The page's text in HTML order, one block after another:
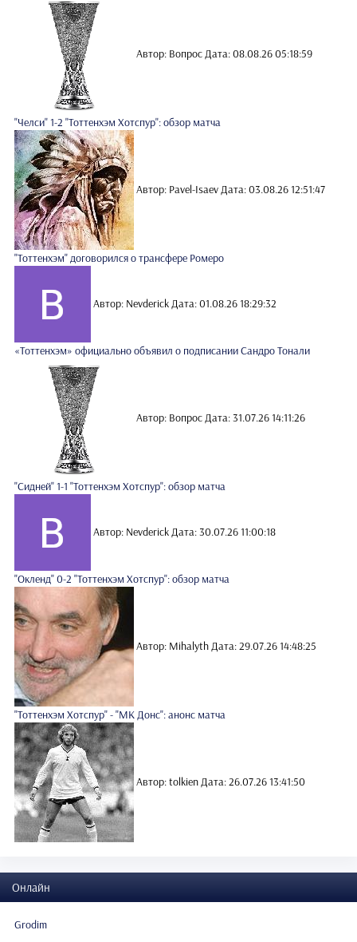
Автор: ВопросДата: 08.08.26 05:18:59
"Челси" 1-2 "Тоттенхэм Хотспур": обзор матча
Автор: Pavel-IsaevДата: 03.08.26 12:51:47
"Тоттенхэм" договорился о трансфере Ромеро
Автор: NevderickДата: 01.08.26 18:29:32
«Тоттенхэм» официально объявил о подписании Сандро Тонали
Автор: ВопросДата: 31.07.26 14:11:26
"Сидней" 1-1 "Тоттенхэм Хотспур": обзор матча
Автор: NevderickДата: 30.07.26 11:00:18
"Окленд" 0-2 "Тоттенхэм Хотспур": обзор матча
Автор: MihalythДата: 29.07.26 14:48:25
"Тоттенхэм Хотспур" - "МК Донс": анонс матча
Автор: tolkienДата: 26.07.26 13:41:50
Онлайн
Grodim